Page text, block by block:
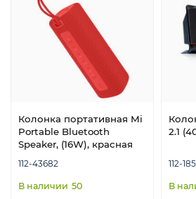
Колонка портативная Mi
Portable Bluetooth
Speaker, (16W), красная
112-43682
50
2.1
112-